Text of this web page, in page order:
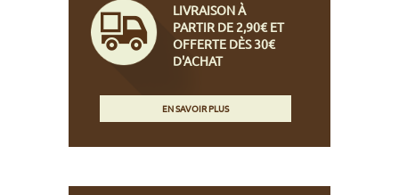
LIVRAISON À
PARTIR DE 2,90€ ET
OFFERTE DÈS 30€
D'ACHAT
EN SAVOIR PLUS